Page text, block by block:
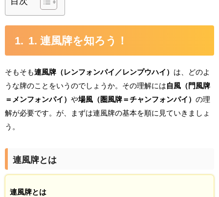
1. 連風牌を知ろう！
そもそも連風牌（レンフォンパイ／レンプウハイ） は、どのよ
うな牌のことをいうのでしょうか。その理解には自風（門風牌
＝メンフォンパイ） や場風（圏風牌＝チャンフォンパイ） の理
解が必要です。が、まずは連風牌の基本を順に見ていきましょ
う。
連風牌とは
連風牌とは